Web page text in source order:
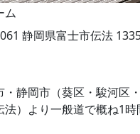
静岡県富士市伝法
・静岡市（葵区・駿河区
法）より一般道で概ね1